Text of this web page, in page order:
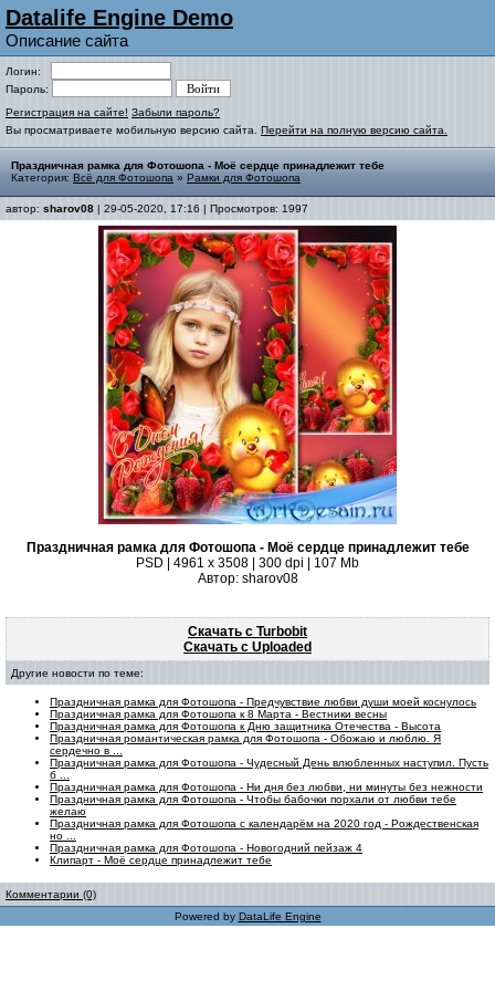
Datalife Engine Demo
Описание сайта
Логин:
Пароль:
Регистрация на сайте! Забыли пароль?
Вы просматриваете мобильную версию сайта. Перейти на полную версию сайта.
Праздничная рамка для Фотошопа - Моё сердце принадлежит тебе
Категория: Всё для Фотошопа » Рамки для Фотошопа
автор: sharov08 | 29-05-2020, 17:16 | Просмотров: 1997
Праздничная рамка для Фотошопа - Моё сердце принадлежит тебе
PSD | 4961 х 3508 | 300 dpi | 107 Mb
Автор: sharov08
Скачать с Turbobit
Скачать с Uploaded
Другие новости по теме:
Праздничная рамка для Фотошопа - Предчувствие любви души моей коснулось
Праздничная рамка для Фотошопа к 8 Марта - Вестники весны
Праздничная рамка для Фотошопа к Дню защитника Отечества - Высота
Праздничная романтическая рамка для Фотошопа - Обожаю и люблю. Я
сердечно в ...
Праздничная рамка для Фотошопа - Чудесный День влюбленных наступил. Пусть
б ...
Праздничная рамка для Фотошопа - Ни дня без любви, ни минуты без нежности
Праздничная рамка для Фотошопа - Чтобы бабочки порхали от любви тебе
желаю
Праздничная рамка для Фотошопа с календарём на 2020 год - Рождественская
но ...
Праздничная рамка для Фотошопа - Новогодний пейзаж 4
Клипарт - Моё сердце принадлежит тебе
Комментарии (0)
Powered by DataLife Engine